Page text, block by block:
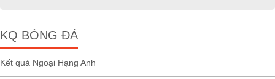
KQ BÓNG ĐÁ
Kết quả Ngoại Hạng Anh